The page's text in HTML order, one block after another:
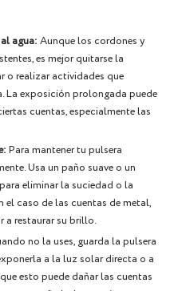
agua: Aunque los cordones y
es mejor quitarse la
o realizar actividades que
La exposición prolongada puede
cuentas, especialmente las
Para mantener tu pulsera
Usa un paño suave o un
eliminar la suciedad o la
el caso de las cuentas de metal,
a restaurar su brillo.
no la uses, guarda la pulsera
a la luz solar directa o a
esto puede dañar las cuentas